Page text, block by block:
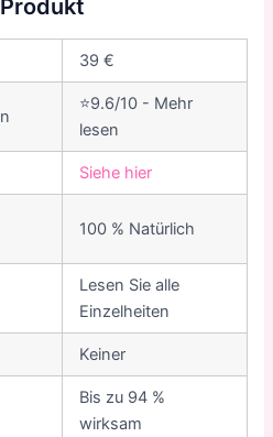
39 €
⭐9.6/10 - Mehr
lesen
Siehe hier
100 % Natürlich
Lesen Sie alle
Einzelheiten
Keiner
Bis zu 94 %
wirksam